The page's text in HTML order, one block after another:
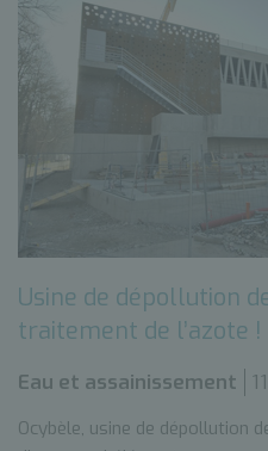
Usine de dépollution
traitement de l’azote !
Eau et assainissement
Ocybèle, usine de dépollution